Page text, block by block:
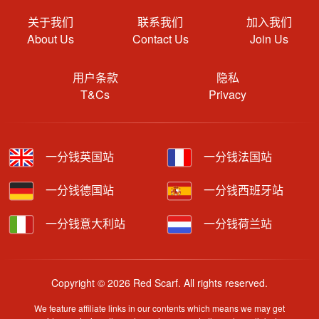
关于我们
About Us
联系我们
Contact Us
加入我们
Join Us
用户条款
T&Cs
隐私
Privacy
一分钱英国站 一分钱法国站
一分钱德国站 一分钱西班牙站
一分钱意大利站 一分钱荷兰站
Copyright © 2026 Red Scarf. All rights reserved.
We feature affiliate links in our contents which means we may get